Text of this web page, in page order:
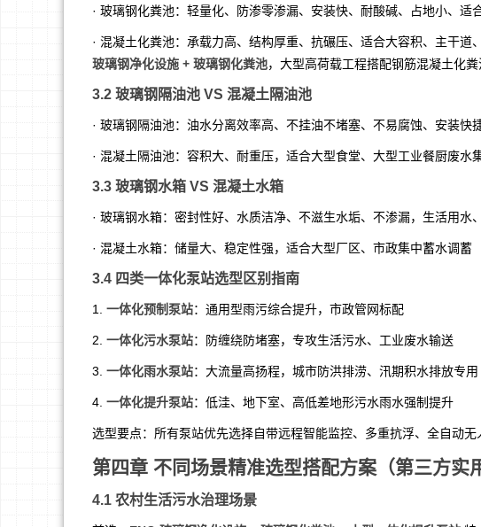
· 玻璃钢化粪池：轻量化、防渗零渗漏、安装快、耐酸碱、占地小、适
· 混凝土化粪池：承载力高、结构厚重、抗碾压、适合大容积、主干
玻璃钢净化设施 + 玻璃钢化粪池，大型高荷载工程搭配钢筋混凝土化粪
3.2 玻璃钢隔油池 VS 混凝土隔油池
· 玻璃钢隔油池：油水分离效率高、不挂油不堵塞、不易腐蚀、安装快
· 混凝土隔油池：容积大、耐重压，适合大型食堂、大型工业餐厨废水
3.3 玻璃钢水箱 VS 混凝土水箱
· 玻璃钢水箱：密封性好、水质洁净、不滋生水垢、不渗漏，生活用水
· 混凝土水箱：储量大、稳定性强，适合大型厂区、市政集中蓄水调蓄
3.4 四类一体化泵站选型区别指南
1. 一体化预制泵站：通用型雨污综合提升，市政管网标配
2. 一体化污水泵站：防缠绕防堵塞，专攻生活污水、工业废水输送
3. 一体化雨水泵站：大流量高扬程，城市防洪排涝、汛期积水排放专用
4. 一体化提升泵站：低洼、地下室、高低差地形污水雨水强制提升
选型要点：所有泵站优先选择自带远程智能监控、多重抗浮、全自动无
第四章 不同场景精准选型搭配方案（第三方实
4.1 农村生活污水治理场景